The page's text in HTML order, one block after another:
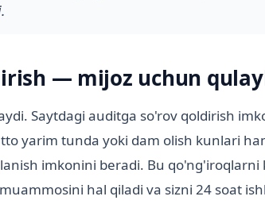
— mijoz uchun
Saytdagi auditga so'rov qoldirish
yarim tunda yoki dam olish kunlari
imkonini beradi. Bu qo'ng'iroqlarni
hal qiladi va sizni 24 soat